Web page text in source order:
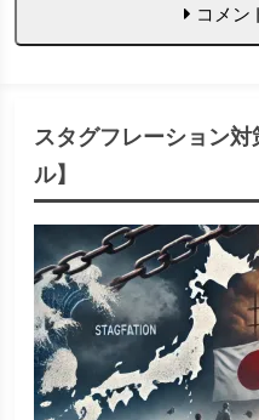
コメン
スタグフレーション
ル】